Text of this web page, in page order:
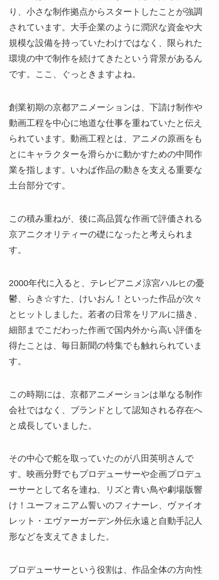
り、小さな制作拠点からスタートしたことが強調
されています。大手企業のように潤沢な資金や大
規模な設備を持っていたわけではなく、限られた
環境の中で制作を続けてきたという背景があるん
です。ここ、ぐっときますよね。
創業初期の京都アニメーションは、下請け制作や
動画工程を中心に地道な仕事を重ねていたと伝え
られています。動画工程とは、アニメの原画をも
とにキャラクターを滑らかに動かすための中間作
業を指します。いわば作品の動きを支える重要な
土台部分です。
この積み重ねが、後に高品質な作画で評価される
京アニクオリティーの礎になったと考えられま
す。
2000年代に入ると、テレビアニメ涼宮ハルヒの憂
鬱、らき☆すた、けいおん！といった作品が次々
とヒットしました。若者の日常をリアルに描き、
細部までこだわった作画で国内外から高い評価を
得たことは、毎日新聞の特集でも触れられていま
す。
この時期には、京都アニメーションは単なる制作
会社ではなく、ブランドとして認知される存在へ
と成長していました。
その中心で舵を取っていたのが八田英明さんで
す。映画分野でもプロデューサーや企画プロデュ
ーサーとして名を連ね、リズと青い鳥や劇場版響
け！ユーフォニアム誓いのフィナーレ、ヴァイオ
レット・エヴァーガーデン外伝永遠と自動手記人
形などを支えてきました。
プロデューサーという役割は、作品全体の方向性